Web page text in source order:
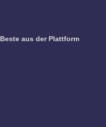
aus der Plattform